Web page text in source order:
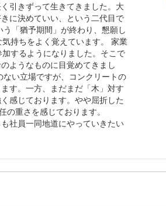
引きずって生きてきました。大
に決めていい、という二代目で
「猶予期間」が終わり、懇願し
持ちをよく覚えています。 家業
するようになりました。そこで
ようなものに目覚めてきまし
い立場ですが、コンクリートの
す。一方、まだまだ「木」対す
感じております。やや屈折した
重さを感じております。
社員一同地道にやっていきたい